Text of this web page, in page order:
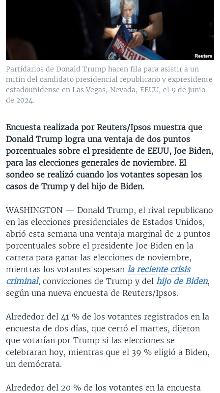
ENTRETENIMIENTO Y CULTURA
TECNOLOGÍA
DEPORTES
CIENCIA Y SALUD
FOTOGRAFÍA
AUDIOS
EL MUNDO AL DÍA
FORO INTERAMERICANO
VISIÓN 360
LAS CLAVES
RADIO
AVANCE INFORMATIVO
AUDIONOTICIAS
BUENOS DÍAS AMÉRICA
EL MUNDO AL DÍA [RADIO]
FORO [RADIO]
DEPORTIVO INTERNACIONAL
NOTA ECONÓMICA
DIRECT
DOCUMENTALES DE LA VOA
Learning English
SÍGANOS
Idiomas
Partidarios de Donald Trump hacen fila para asistir a un
mitin del candidato presidencial republicano y expresidente
estadounidense en Las Vegas, Nevada, EEUU, el 9 de junio
de 2024.
Encuesta realizada por Reuters/Ipsos muestra que
Donald Trump logra una ventaja de dos puntos
porcentuales sobre el presidente de EEUU, Joe Biden,
para las elecciones generales de noviembre. El
sondeo se realizó cuando los votantes sopesan los
casos de Trump y del hijo de Biden.
WASHINGTON — Donald Trump, el rival republicano
en las elecciones presidenciales de Estados Unidos,
abrió esta semana una ventaja marginal de 2 puntos
porcentuales sobre el presidente Joe Biden en la
carrera para ganar las elecciones de noviembre,
mientras los votantes sopesan la reciente crisis
criminal, convicciones de Trump y del hijo de Biden,
según una nueva encuesta de Reuters/Ipsos.
Alrededor del 41 % de los votantes registrados en la
encuesta de dos días, que cerró el martes, dijeron
que votarían por Trump si las elecciones se
celebraran hoy, mientras que el 39 % eligió a Biden,
un demócrata.
Alrededor del 20 % de los votantes en la encuesta